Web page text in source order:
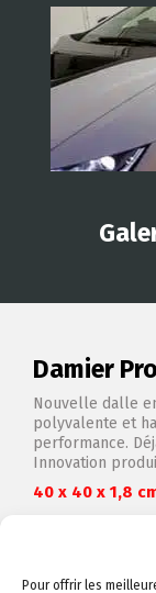
Pour offrir les
Damier
Nouvelle dalle
polyvalente et
performance.
Innovation
40 x 40 x 1,8
VOIR